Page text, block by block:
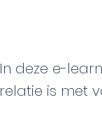
In deze e-
relatie is met